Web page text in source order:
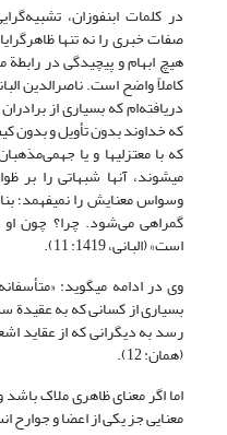
در کلمات ابن‏فوزان،
صفات خبری را نه‌ تنها
هیچ ابهام و پیچیدگی در رابطة
کاملاً واضح است. ناصرالدین
دریافته‌ام که بسیاری از
که خداوند بدون تأویل و بدون
که با معتزلی‏ها و یا
می‏شوند، آنها شبهاتی را بر
وسواس معنایش را نمی‏فهمد؛
گمراهی می‌شود. چرا؟ چون
است» (البانی، 1419: 11).
وی در ادامه می‏گوید:
بسیاری از کسانی که به عقیدة
رسد به دیگرانی که از عقاید
(همان: 12).
اما اگر معنای ظاهری ملاک باشد
معنایی جز یکی از اعضا و جوارح